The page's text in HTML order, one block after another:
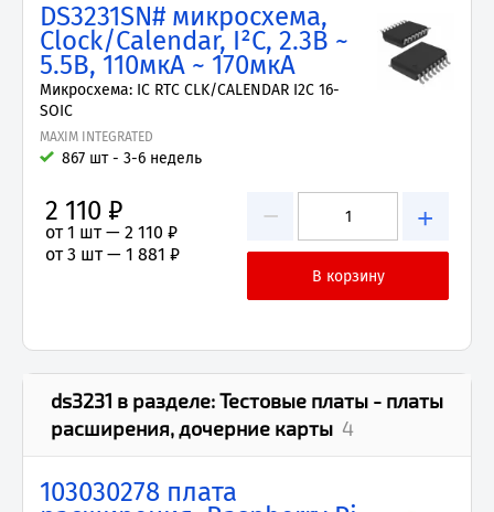
DS3231SN# микросхема,
Clock/Calendar, I²C, 2.3В ~
5.5В, 110мкА ~ 170мкА
Микросхема: IC RTC CLK/CALENDAR I2C 16-
SOIC
MAXIM INTEGRATED
867 шт - 3-6 недель
− +
2 110 ₽
от 1 шт — 2 110 ₽
от 3 шт — 1 881 ₽
ds3231 в разделе:Тестовые платы - платы
расширения, дочерние карты 4
103030278 плата